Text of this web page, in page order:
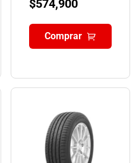
$574,900
Comprar